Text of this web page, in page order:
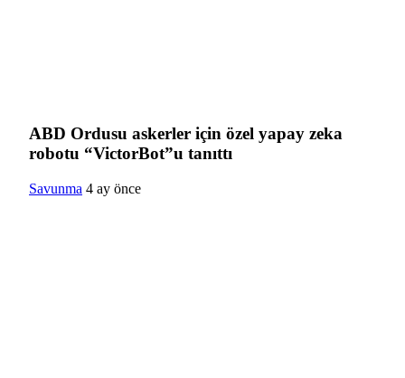
ABD Ordusu askerler için özel yapay zeka
robotu “VictorBot”u tanıttı
Savunma 4 ay önce